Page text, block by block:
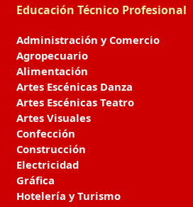
Educación Técnico Profesional
Administración y Comercio
Agropecuario
Alimentación
Artes Escénicas Danza
Artes Escénicas Teatro
Artes Visuales
Confección
Construcción
Electricidad
Gráfica
Hotelería y Turismo